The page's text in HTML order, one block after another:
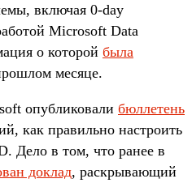
включая 0-day
Microsoft Data
о которой была
месяце.
опубликовали бюллетень
как правильно настроить
Дело в том, что ранее в
доклад, раскрывающий